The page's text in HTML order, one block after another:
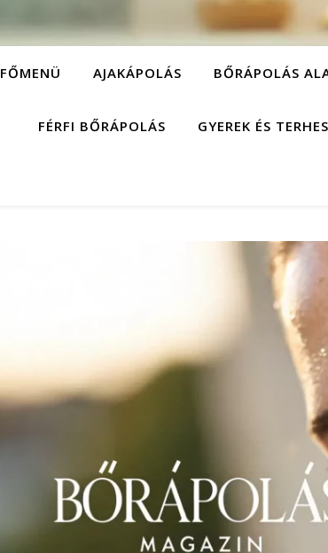
FŐMENÜ AJAKÁPOLÁS BŐRÁPOLÁS
FÉRFI BŐRÁPOLÁS GYEREK ÉS